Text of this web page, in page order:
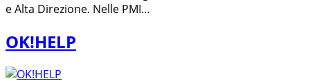
e Alta Direzione. Nelle PMI…
OK!HELP